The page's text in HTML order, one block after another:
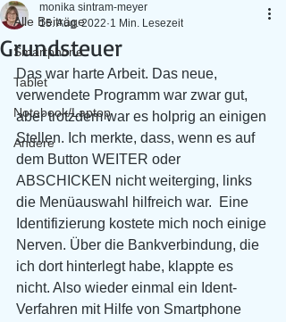
Alle Beiträge
Smartphone
Tablet
Notebook/Laptop
Andere
Grundsteuer
monika sintram-meyer
15. Aug. 2022 1 Min. Lesezeit
Das war harte Arbeit. Das neue,
verwendete Programm war zwar gut,
aber trotzdem war es holprig an einigen
Stellen. Ich merkte, dass, wenn es auf
dem Button WEITER oder
ABSCHICKEN nicht weiterging, links
die Menüauswahl hilfreich war.  Eine
Identifizierung kostete mich noch einige
Nerven. Über die Bankverbindung, die
ich dort hinterlegt habe, klappte es
nicht. Also wieder einmal ein Ident-
Verfahren mit Hilfe von Smartphone